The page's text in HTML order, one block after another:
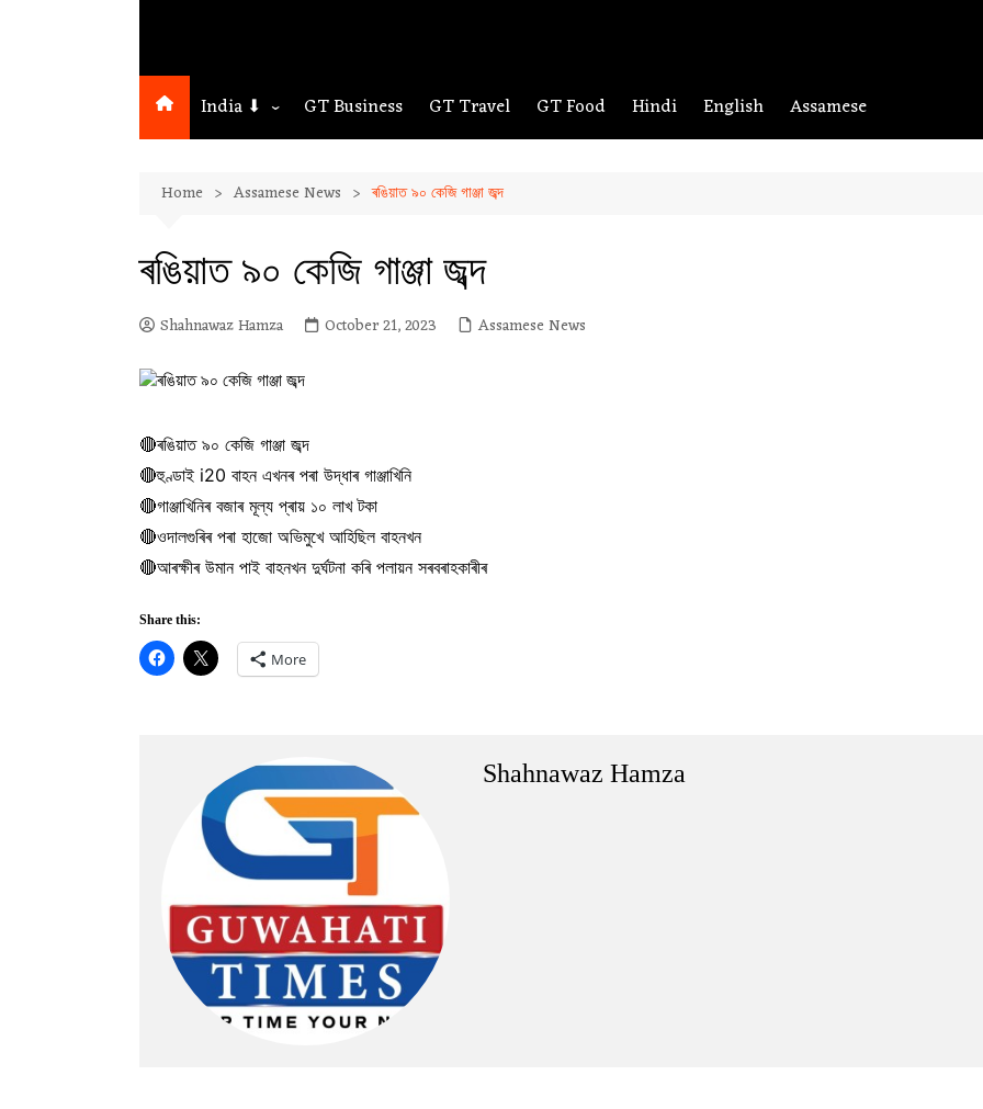
India ⬇
Guwahati
GT Business GT Travel GT Food Hindi English Assamese
Home Assamese News ৰঙিয়াত ৯০ কেজি গাঞ্জা জব্দ
ৰঙিয়াত ৯০ কেজি গাঞ্জা জব্দ
Shahnawaz Hamza October 21, 2023 Assamese News
🔴ৰঙিয়াত ৯০ কেজি গাঞ্জা জব্দ
🔴হুণ্ডাই i20 বাহন এখনৰ পৰা উদ্ধাৰ গাঞ্জাখিনি
🔴গাঞ্জাখিনিৰ বজাৰ মূল্য প্ৰায় ১০ লাখ টকা
🔴ওদালগুৰিৰ পৰা হাজো অভিমুখে আহিছিল বাহনখন
🔴আৰক্ষীৰ উমান পাই বাহনখন দুৰ্ঘটনা কৰি পলায়ন সৰবৰাহকাৰীৰ
Share this:
More
Shahnawaz Hamza